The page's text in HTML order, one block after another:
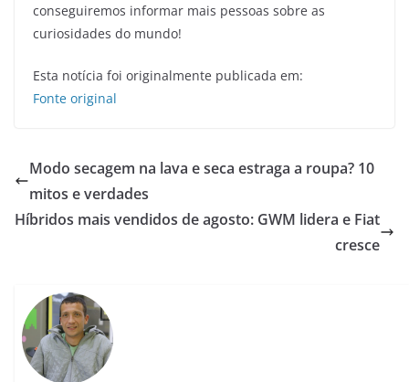
conseguiremos informar mais pessoas sobre as
curiosidades do mundo!
Esta notícia foi originalmente publicada em:
Fonte original
Modo secagem na lava e seca estraga a roupa? 10
mitos e verdades
Híbridos mais vendidos de agosto: GWM lidera e Fiat
cresce